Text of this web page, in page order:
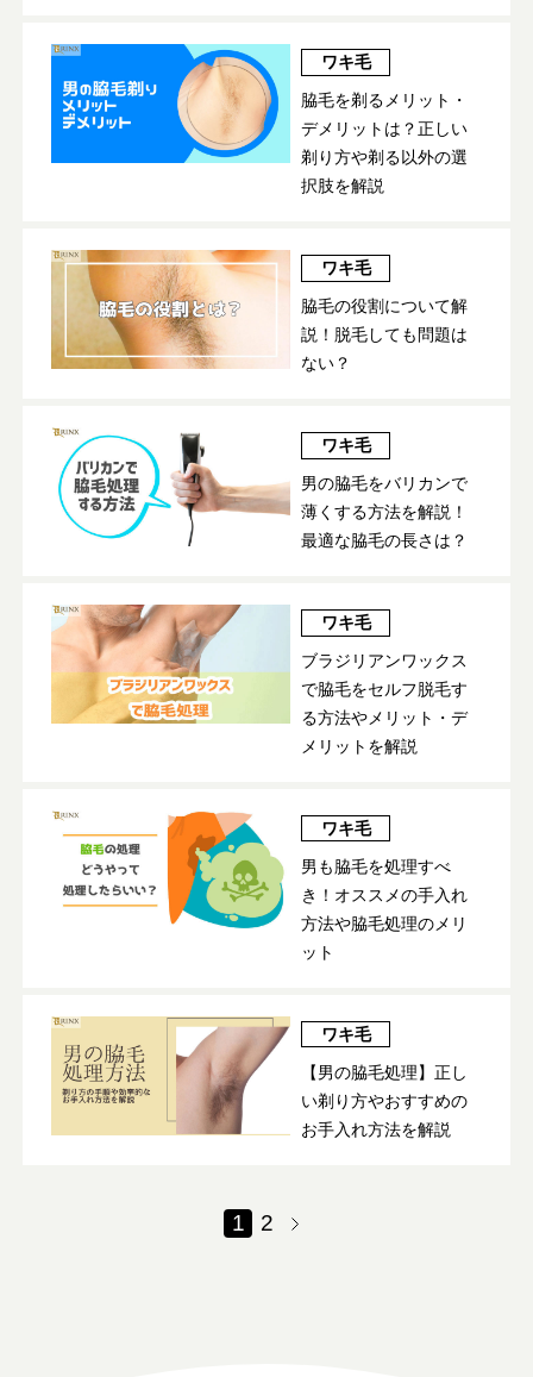
ワキ毛
脇毛を剃るメリット・
デメリットは？正しい
剃り方や剃る以外の選
択肢を解説
ワキ毛
脇毛の役割について解
説！脱毛しても問題は
ない？
ワキ毛
男の脇毛をバリカンで
薄くする方法を解説！
最適な脇毛の長さは？
ワキ毛
ブラジリアンワックス
で脇毛をセルフ脱毛す
る方法やメリット・デ
メリットを解説
ワキ毛
男も脇毛を処理すべ
き！オススメの手入れ
方法や脇毛処理のメリ
ット
ワキ毛
【男の脇毛処理】正し
い剃り方やおすすめの
お手入れ方法を解説
1 2